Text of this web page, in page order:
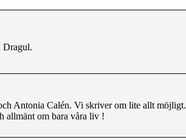
Dragul.
Antonia Calén. Vi skriver om lite allt möjligt.
allmänt om bara våra liv !